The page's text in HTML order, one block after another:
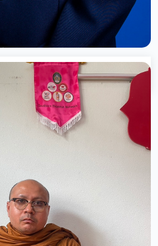
ย์ ดร.โอฬาร ถิ่นบางเตียว
ภามหาวิทยาลัยผู้ทรงคุณวุฒิ